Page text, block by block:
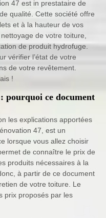
47 est in prestataire de
qualité. Cette société offre
et à la hauteur de vos
de votre toiture,
de produit hydrofuge.
vérifier l’état de votre
de votre revêtement.
!
pourquoi ce document
les explications apportées
47, est un
lorsque vous allez choisir
de connaître le prix de
produits nécessaires à la
à partir de ce document
de votre toiture. Le
prix proposés par les